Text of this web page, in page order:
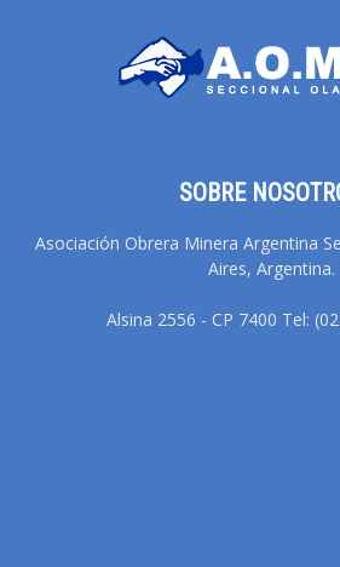
SOBRE
Asociación Obrera Minera Argentina
Aires, Argentina.
Alsina 2556 - CP 7400 Tel: